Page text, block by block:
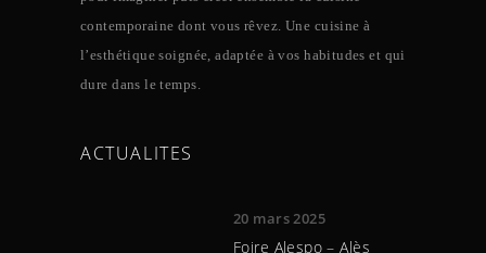
contemporaine dont vous rêvez. Une cuisine à
l’esthétique soignée, adaptée à vos habitudes et qui
dure dans le temps.
ACTUALITES
20 mars 2025
Foire Alespo – Alès